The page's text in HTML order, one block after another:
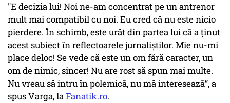
"E decizia lui! Noi ne-am concentrat pe un antrenor
mult mai compatibil cu noi. Eu cred că nu este nicio
pierdere. În schimb, este urât din partea lui că a ținut
acest subiect în reflectoarele jurnaliștilor. Mie nu-mi
place deloc! Se vede că este un om fără caracter, un
om de nimic, sincer! Nu are rost să spun mai multe.
Nu vreau să intru în polemică, nu mă interesează”, a
spus Varga, laFanatik.ro.